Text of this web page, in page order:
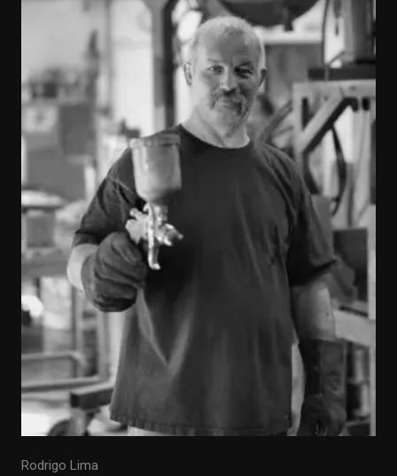
Rodrigo Lima